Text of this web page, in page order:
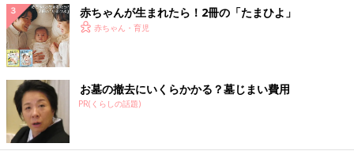
赤ちゃんが生まれたら！2冊の「たまひよ」
赤ちゃん・育児
お墓の撤去にいくらかかる？墓じまい費用
PR(くらしの話題)